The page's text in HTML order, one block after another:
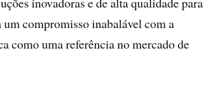
um compromisso inabalável com a
como uma referência no mercado de